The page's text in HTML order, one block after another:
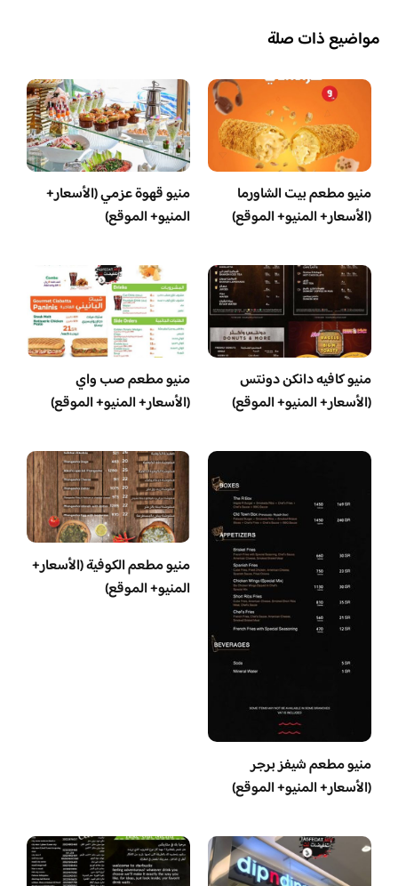
مواضيع ذات صلة
منيو مطعم بيت الشاورما
(الأسعار+ المنيو+ الموقع)
منيو قهوة عزمي (الأسعار+
المنيو+ الموقع)
منيو كافيه دانكن دونتس
(الأسعار+ المنيو+ الموقع)
منيو مطعم صب واي
(الأسعار+ المنيو+ الموقع)
منيو مطعم شيفز برجر
(الأسعار+ المنيو+ الموقع)
منيو مطعم الكوفية (الأسعار+
المنيو+ الموقع)